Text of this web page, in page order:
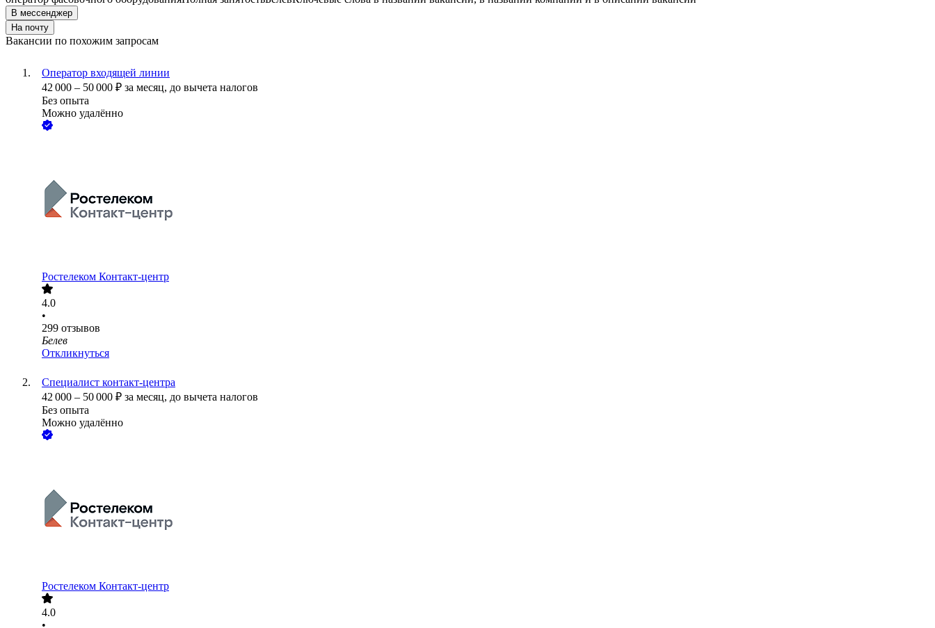
В мессенджер
На почту
Вакансии по похожим запросам
Оператор входящей линии
42 000 – 50 000 ₽ за месяц, до вычета налогов
Без опыта
Можно удалённо
Ростелеком Контакт-центр
4.0
•
299 отзывов
Белев
Откликнуться
Специалист контакт-центра
42 000 – 50 000 ₽ за месяц, до вычета налогов
Без опыта
Можно удалённо
Ростелеком Контакт-центр
4.0
•